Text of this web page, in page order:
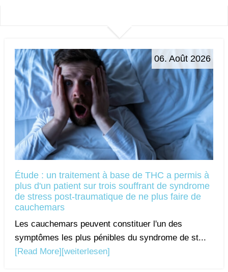
06. Août 2026
Étude : un traitement à base de THC a permis à
plus d'un patient sur trois souffrant de syndrome
de stress post-traumatique de ne plus faire de
cauchemars
Les cauchemars peuvent constituer l'un des
symptômes les plus pénibles du syndrome de st...
[Read More] [weiterlesen]